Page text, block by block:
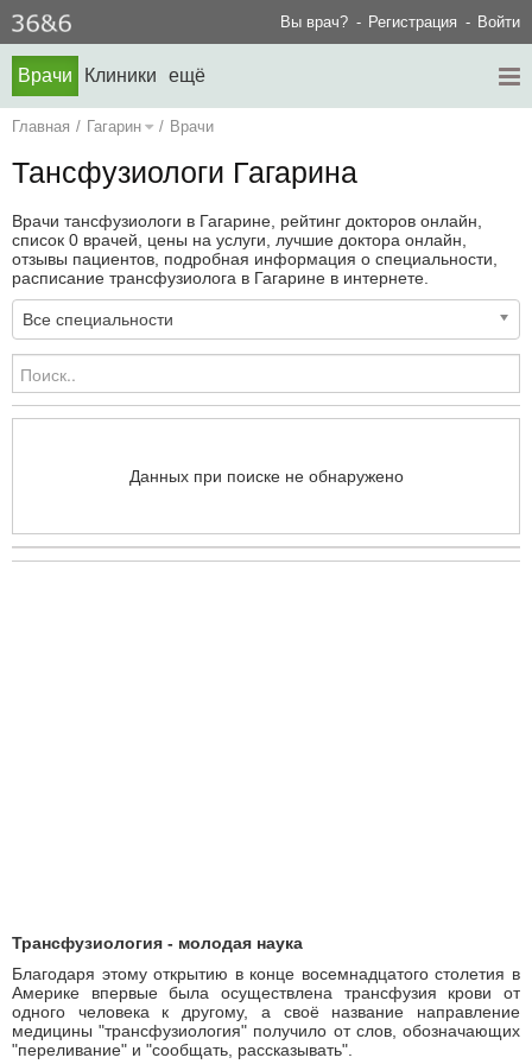
Вы врач? Регистрация Войти
Врачи Клиники ещё
Главная / Гагарин / Врачи
Тансфузиологи Гагарина
Врачи тансфузиологи в Гагарине, рейтинг докторов онлайн,
список 0 врачей, цены на услуги, лучшие доктора онлайн,
отзывы пациентов, подробная информация о специальности,
расписание трансфузиолога в Гагарине в интернете.
Все специальности
Данных при поиске не обнаружено
Трансфузиология - молодая наука
Благодаря этому открытию в конце восемнадцатого столетия в
Америке впервые была осуществлена трансфузия крови от
одного человека к другому, а своё название направление
медицины "трансфузиология" получило от слов, обозначающих
"переливание" и "сообщать, рассказывать".